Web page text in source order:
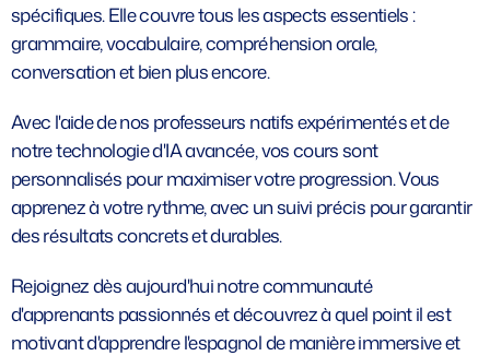
spécifiques. Elle couvre tous les aspects essentiels :
grammaire, vocabulaire, compréhension orale,
conversation et bien plus encore.
Avec l'aide de nos professeurs natifs expérimentés et de
notre technologie d'IA avancée, vos cours sont
personnalisés pour maximiser votre progression. Vous
apprenez à votre rythme, avec un suivi précis pour garantir
des résultats concrets et durables.
Rejoignez dès aujourd'hui notre communauté
d'apprenants passionnés et découvrez à quel point il est
motivant d'apprendre l'espagnol de manière immersive et